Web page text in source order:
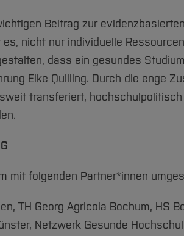
Beitrag zur
nicht nur individuelle
dass ein gesundes
Eike Quilling. Durch die enge
transferiert,
mit folgenden Partner*innen
TH Georg Agricola Bochum, HS
Netzwerk Gesunde